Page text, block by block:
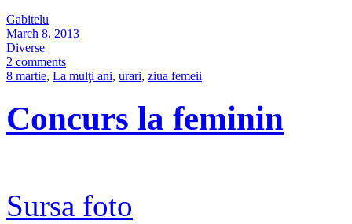
Gabitelu
March 8, 2013
Diverse
2 comments
8 martie, La mulţi ani, urari, ziua femeii
Concurs la feminin
Sursa foto